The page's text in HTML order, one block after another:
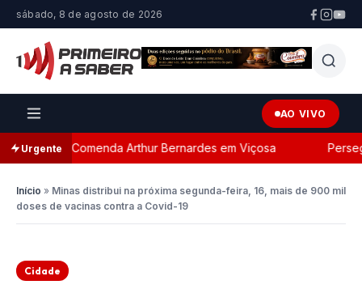
sábado, 8 de agosto de 2026
AO VIVO
Urgente
com a Comenda Arthur Bernardes em Viçosa
Início » Minas distribui na próxima segunda-feira, 16, mais de 900 mil
doses de vacinas contra a Covid-19
Cidade